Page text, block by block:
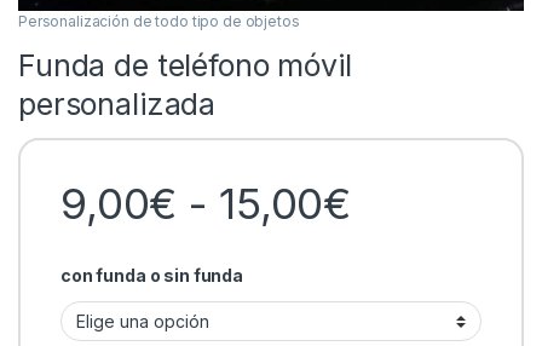
Personalización de todo tipo de objetos
Funda de teléfono móvil
personalizada
9,00€ - 15,00€
con funda o sin funda